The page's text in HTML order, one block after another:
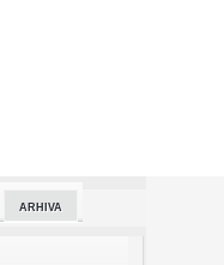
a!
ARHIVA